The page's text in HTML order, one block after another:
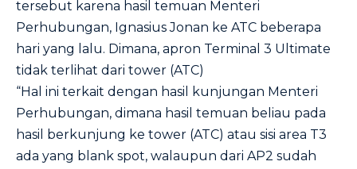
tersebut karena hasil temuan Menteri
Perhubungan, Ignasius Jonan ke ATC beberapa
hari yang lalu. Dimana, apron Terminal 3 Ultimate
tidak terlihat dari tower (ATC)
“Hal ini terkait dengan hasil kunjungan Menteri
Perhubungan, dimana hasil temuan beliau pada
hasil berkunjung ke tower (ATC) atau sisi area T3
ada yang blank spot, walaupun dari AP2 sudah